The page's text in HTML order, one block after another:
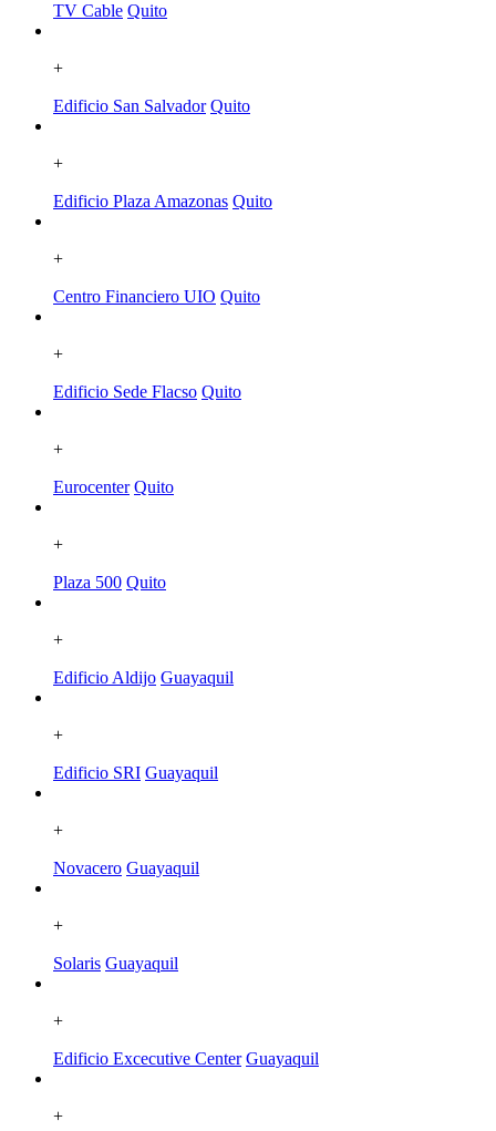
TV Cable Quito
+
Edificio San Salvador Quito
+
Edificio Plaza Amazonas Quito
+
Centro Financiero UIO Quito
+
Edificio Sede Flacso Quito
+
Eurocenter Quito
+
Plaza 500 Quito
+
Edificio Aldijo Guayaquil
+
Edificio SRI Guayaquil
+
Novacero Guayaquil
+
Solaris Guayaquil
+
Edificio Excecutive Center Guayaquil
+